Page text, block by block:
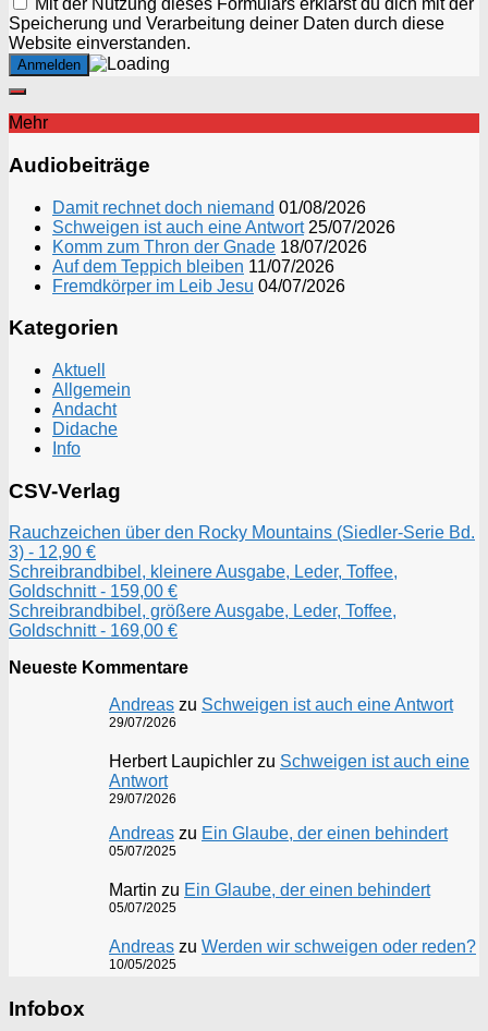
Mit der Nutzung dieses Formulars erklärst du dich mit der
Speicherung und Verarbeitung deiner Daten durch diese
Website einverstanden.
Mehr
Audiobeiträge
Damit rechnet doch niemand 01/08/2026
Schweigen ist auch eine Antwort 25/07/2026
Komm zum Thron der Gnade 18/07/2026
Auf dem Teppich bleiben 11/07/2026
Fremdkörper im Leib Jesu 04/07/2026
Kategorien
Aktuell
Allgemein
Andacht
Didache
Info
CSV-Verlag
Rauchzeichen über den Rocky Mountains (Siedler-Serie Bd.
3) - 12,90 €
Schreibrandbibel, kleinere Ausgabe, Leder, Toffee,
Goldschnitt - 159,00 €
Schreibrandbibel, größere Ausgabe, Leder, Toffee,
Goldschnitt - 169,00 €
Neueste Kommentare
Andreas zu Schweigen ist auch eine Antwort
29/07/2026
Herbert Laupichler zu Schweigen ist auch eine
Antwort
29/07/2026
Andreas zu Ein Glaube, der einen behindert
05/07/2025
Martin zu Ein Glaube, der einen behindert
05/07/2025
Andreas zu Werden wir schweigen oder reden?
10/05/2025
Infobox